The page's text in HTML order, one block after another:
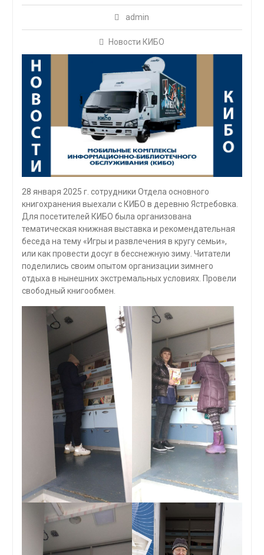
admin
Новости КИБО
28 января 2025 г. сотрудники Отдела основного
книгохранения выехали с КИБО в деревню Ястребовка.
Для посетителей КИБО была организована
тематическая книжная выставка и рекомендательная
беседа на тему «Игры и развлечения в кругу семьи»,
или как провести досуг в бесснежную зиму. Читатели
поделились своим опытом организации зимнего
отдыха в нынешних экстремальных условиях. Провели
свободный книгообмен.